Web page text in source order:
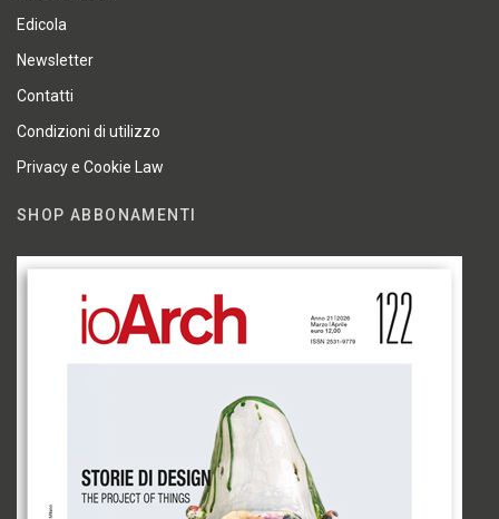
Edicola
Newsletter
Contatti
Condizioni di utilizzo
Privacy e Cookie Law
SHOP ABBONAMENTI